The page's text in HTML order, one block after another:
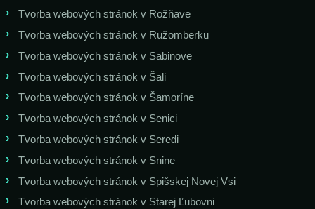
Tvorba webových stránok v Rožňave
Tvorba webových stránok v Ružomberku
Tvorba webových stránok v Sabinove
Tvorba webových stránok v Šali
Tvorba webových stránok v Šamoríne
Tvorba webových stránok v Senici
Tvorba webových stránok v Seredi
Tvorba webových stránok v Snine
Tvorba webových stránok v Spišskej Novej Vsi
Tvorba webových stránok v Starej Ľubovni